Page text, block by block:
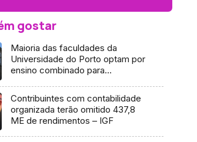
gostar
Maioria das faculdades da
Universidade do Porto optam por
ensino combinado para
Contribuintes com contabilidade
organizada terão omitido 437,8
ME de rendimentos – IGF